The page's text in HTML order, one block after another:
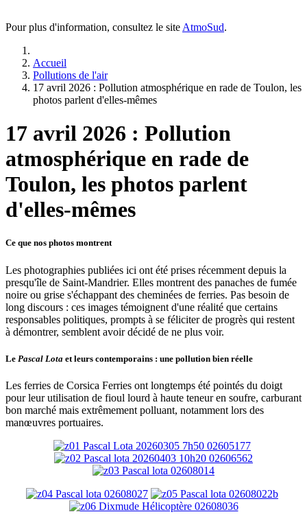
Pour plus d'information, consultez le site AtmoSud.
Accueil
Pollutions de l'air
17 avril 2026 : Pollution atmosphérique en rade de Toulon, les
photos parlent d'elles-mêmes
17 avril 2026 : Pollution
atmosphérique en rade de
Toulon, les photos parlent
d'elles-mêmes
Ce que nos photos montrent
Les photographies publiées ici ont été prises récemment depuis la
presqu'île de Saint-Mandrier. Elles montrent des panaches de fumée
noire ou grise s'échappant des cheminées de ferries. Pas besoin de
long discours : ces images témoignent d'une réalité que certains
responsables politiques, prompts à se féliciter de progrès qui restent
à démontrer, semblent avoir décidé de ne plus voir.
Le Pascal Lota et leurs contemporains : une pollution bien réelle
Les ferries de Corsica Ferries ont longtemps été pointés du doigt
pour leur utilisation de fioul lourd à haute teneur en soufre, carburant
bon marché mais extrêmement polluant, notamment lors des
manœuvres portuaires.